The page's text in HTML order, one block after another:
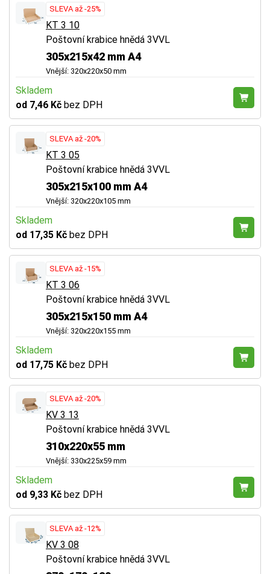
SLEVA až -25%
KT 3 10
Poštovní krabice hnědá 3VVL
305x215x42 mm A4
Vnější: 320x220x50 mm
Skladem
od 7,46 Kč bez DPH
SLEVA až -20%
KT 3 05
Poštovní krabice hnědá 3VVL
305x215x100 mm A4
Vnější: 320x220x105 mm
Skladem
od 17,35 Kč bez DPH
SLEVA až -15%
KT 3 06
Poštovní krabice hnědá 3VVL
305x215x150 mm A4
Vnější: 320x220x155 mm
Skladem
od 17,75 Kč bez DPH
SLEVA až -20%
KV 3 13
Poštovní krabice hnědá 3VVL
310x220x55 mm
Vnější: 330x225x59 mm
Skladem
od 9,33 Kč bez DPH
SLEVA až -12%
KV 3 08
Poštovní krabice hnědá 3VVL